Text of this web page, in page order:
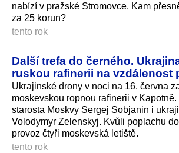
nabízí v pražské Stromovce. Kam
za 25 korun?
tento rok
Další trefa do černého.
ruskou rafinerii na vzdálenost
Ukrajinské drony v noci na 16. června
moskevskou ropnou rafinerii v
starosta Moskvy Sergej Sobjanin i
Volodymyr Zelenskyj. Kvůli poplachu
provoz čtyři moskevská letiště.
tento rok